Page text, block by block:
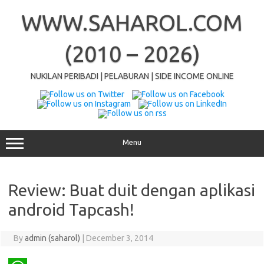
contentWWW.SAHAROL.COM
(2010 – 2026)
NUKILAN PERIBADI | PELABURAN | SIDE INCOME ONLINE
Menu
Review: Buat duit dengan aplikasi
android Tapcash!
Byadmin (saharol) December 3, 2014